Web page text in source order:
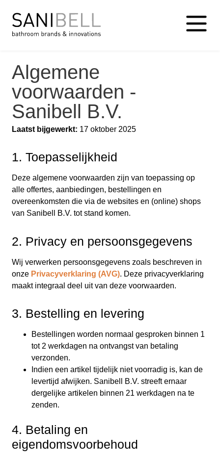
Algemene
voorwaarden -
Sanibell B.V.
Laatst bijgewerkt: 17 oktober 2025
1. Toepasselijkheid
Deze algemene voorwaarden zijn van toepassing op
alle offertes, aanbiedingen, bestellingen en
overeenkomsten die via de websites en (online) shops
van Sanibell B.V. tot stand komen.
2. Privacy en persoonsgegevens
Wij verwerken persoonsgegevens zoals beschreven in
onze Privacyverklaring (AVG). Deze privacyverklaring
maakt integraal deel uit van deze voorwaarden.
3. Bestelling en levering
Bestellingen worden normaal gesproken binnen 1
tot 2 werkdagen na ontvangst van betaling
verzonden.
Indien een artikel tijdelijk niet voorradig is, kan de
levertijd afwijken. Sanibell B.V. streeft ernaar
dergelijke artikelen binnen 21 werkdagen na te
zenden.
4. Betaling en
eigendomsvoorbehoud